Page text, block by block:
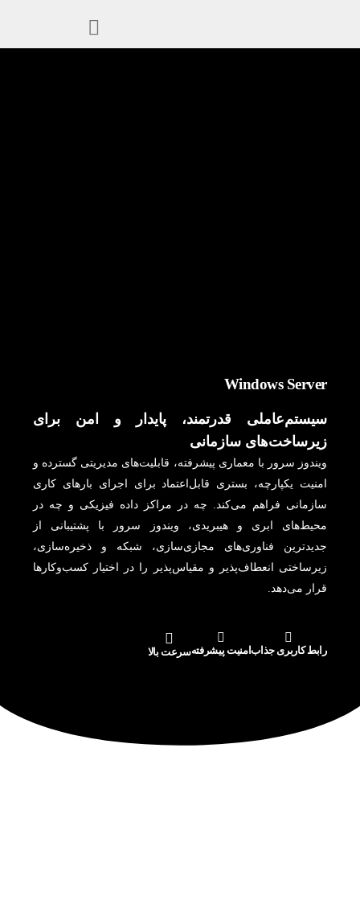
Windows Server
سیستم‌عاملی قدرتمند، پایدار و امن برای
زیرساخت‌های سازمانی
ویندوز سرور با معماری پیشرفته، قابلیت‌های مدیریتی گسترده و
امنیت یکپارچه، بستری قابل‌اعتماد برای اجرای بارهای کاری
سازمانی فراهم می‌کند. چه در مراکز داده فیزیکی و چه در
محیط‌های ابری و هیبریدی، ویندوز سرور با پشتیبانی از
جدیدترین فناوری‌های مجازی‌سازی، شبکه و ذخیره‌سازی،
زیرساختی انعطاف‌پذیر و مقیاس‌پذیر را در اختیار کسب‌وکارها
قرار می‌دهد.
رابط کاربری جذابامنیت پیشرفتهسرعت بالا